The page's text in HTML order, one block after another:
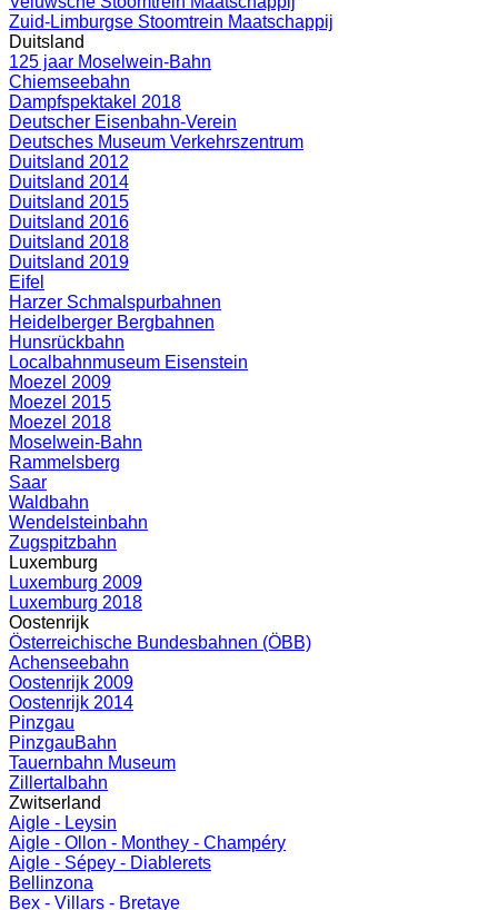
Zuid-Limburgse Stoomtrein Maatschappij
Duitsland
125 jaar Moselwein-Bahn
Chiemseebahn
Dampfspektakel 2018
Deutscher Eisenbahn-Verein
Deutsches Museum Verkehrszentrum
Duitsland 2012
Duitsland 2014
Duitsland 2015
Duitsland 2016
Duitsland 2018
Duitsland 2019
Eifel
Harzer Schmalspurbahnen
Heidelberger Bergbahnen
Hunsrückbahn
Localbahnmuseum Eisenstein
Moezel 2009
Moezel 2015
Moezel 2018
Moselwein-Bahn
Rammelsberg
Saar
Waldbahn
Wendelsteinbahn
Zugspitzbahn
Luxemburg
Luxemburg 2009
Luxemburg 2018
Oostenrijk
Österreichische Bundesbahnen (ÖBB)
Achenseebahn
Oostenrijk 2009
Oostenrijk 2014
Pinzgau
PinzgauBahn
Tauernbahn Museum
Zillertalbahn
Zwitserland
Aigle - Leysin
Aigle - Ollon - Monthey - Champéry
Aigle - Sépey - Diablerets
Bellinzona
Bex - Villars - Bretaye